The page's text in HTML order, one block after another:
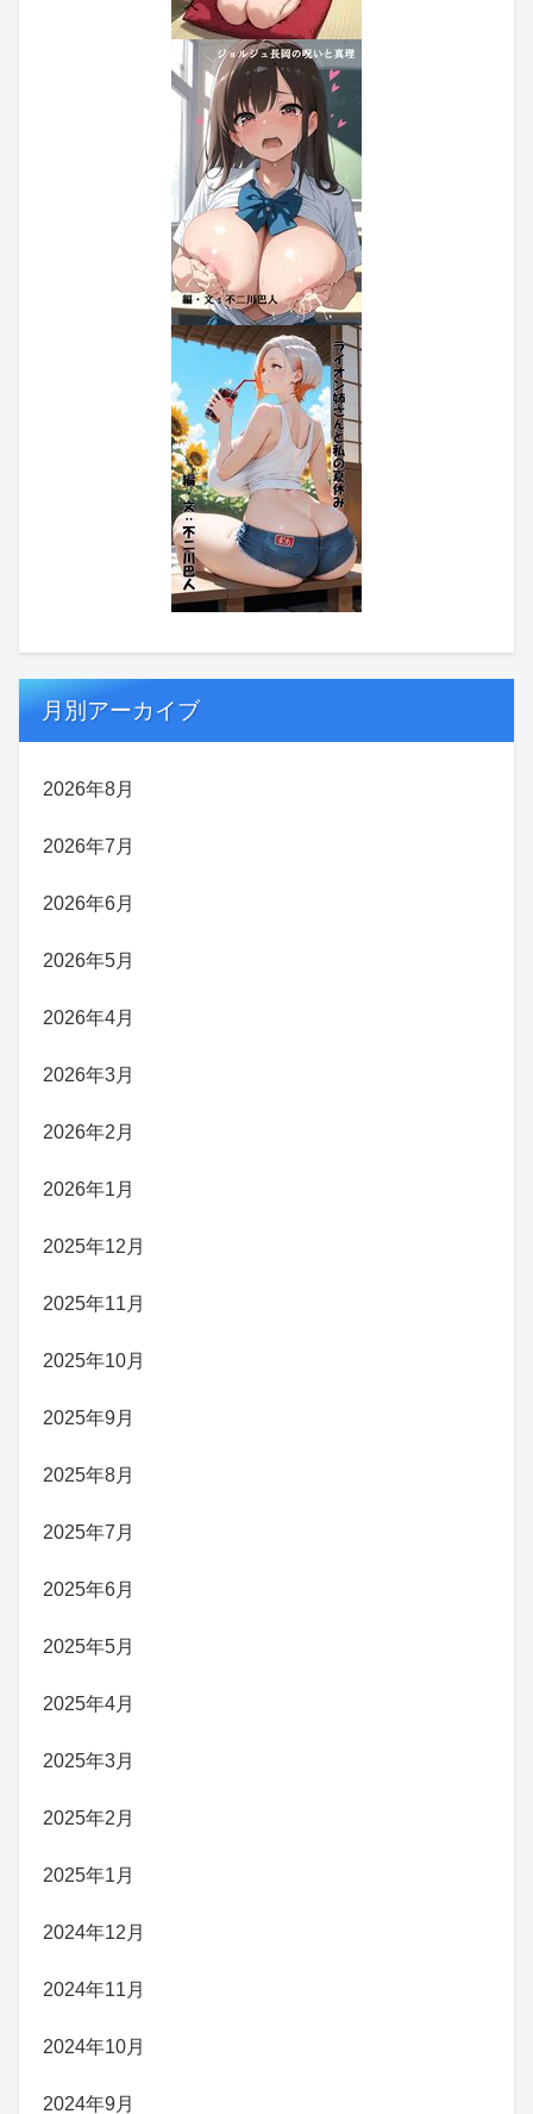
月別アーカイブ
2026年8月
2026年7月
2026年6月
2026年5月
2026年4月
2026年3月
2026年2月
2026年1月
2025年12月
2025年11月
2025年10月
2025年9月
2025年8月
2025年7月
2025年6月
2025年5月
2025年4月
2025年3月
2025年2月
2025年1月
2024年12月
2024年11月
2024年10月
2024年9月